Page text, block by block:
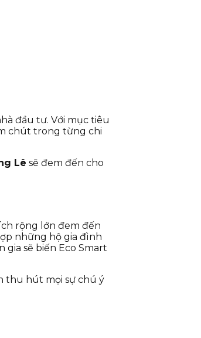
đầu tư. Với mục tiêu
chút trong từng chi
Lê sẽ đem đến cho
rộng lớn đem đến
những hộ gia đình
sẽ biến Eco Smart
thu hút mọi sự chú ý